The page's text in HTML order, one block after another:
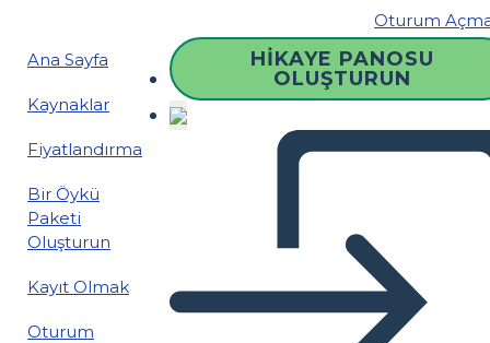
Oturum
Ana Sayfa
Kaynaklar
Fiyatlandırma
Bir Öykü
Paketi
Oluşturun
Kayıt Olmak
Oturum
HIKAYE PANOSU
OLUŞTURUN